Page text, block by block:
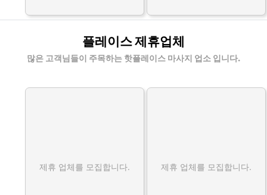
플레이스 제휴업체
많은 고객님들이 주목하는 핫플레이스 마사지 업소 입니다.
제휴 업체를 모집합니다. 제휴 업체를 모집합니다.